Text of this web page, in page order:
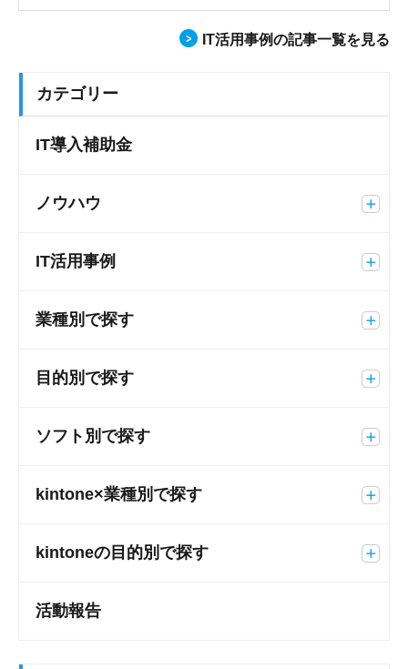
IT活用事例の記事一覧を見る
カテゴリー
IT導入補助金
ノウハウ
IT活用事例
業種別で探す
目的別で探す
ソフト別で探す
kintone×業種別で探す
kintoneの目的別で探す
活動報告